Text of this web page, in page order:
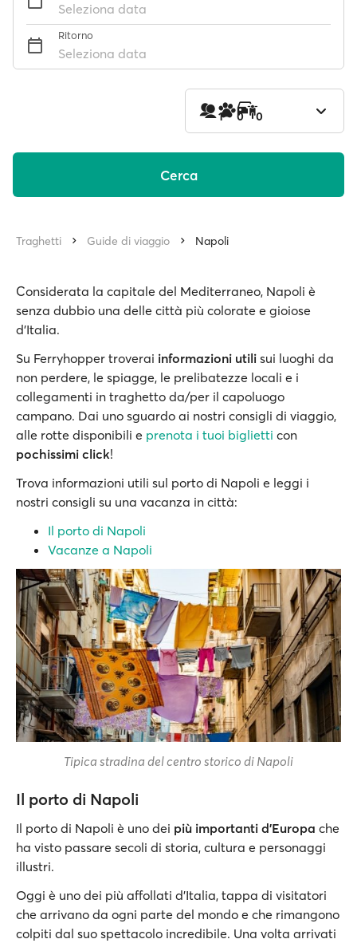
Seleziona data
Ritorno
Seleziona data
1 0 0
Cerca
Traghetti Guide di viaggio Napoli
Considerata la capitale del Mediterraneo, Napoli è
senza dubbio una delle città più colorate e gioiose
d'Italia.
Su Ferryhopper troverai informazioni utili sui luoghi da
non perdere, le spiagge, le prelibatezze locali e i
collegamenti in traghetto da/per il capoluogo
campano. Dai uno sguardo ai nostri consigli di viaggio,
alle rotte disponibili e prenota i tuoi biglietti con
pochissimi click!
Trova informazioni utili sul porto di Napoli e leggi i
nostri consigli su una vacanza in città:
Il porto di Napoli
Vacanze a Napoli
Tipica stradina del centro storico di Napoli
Il porto di Napoli
Il porto di Napoli è uno dei più importanti d'Europa che
ha visto passare secoli di storia, cultura e personaggi
illustri.
Oggi è uno dei più affollati d'Italia, tappa di visitatori
che arrivano da ogni parte del mondo e che rimangono
colpiti dal suo spettacolo incredibile. Una volta arrivati